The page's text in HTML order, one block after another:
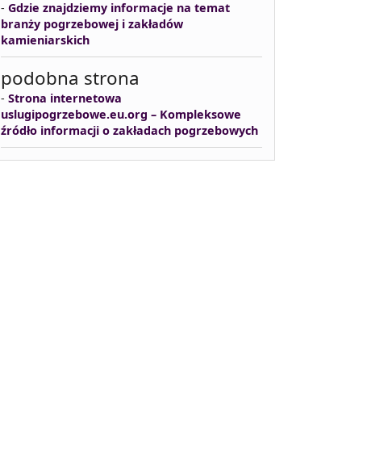
- Gdzie znajdziemy informacje na temat
branży pogrzebowej i zakładów
kamieniarskich
podobna strona
- Strona internetowa
uslugipogrzebowe.eu.org – Kompleksowe
źródło informacji o zakładach pogrzebowych